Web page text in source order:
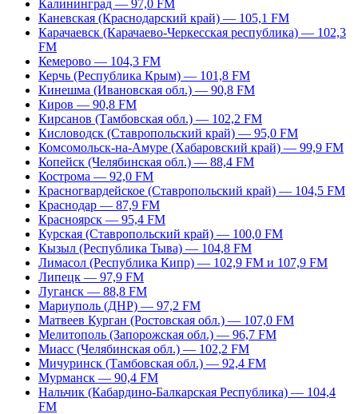
Калининград — 97,0 FM
Каневская (Краснодарский край) — 105,1 FM
Карачаевск (Карачаево-Черкесская республика) — 102,3
FM
Кемерово — 104,3 FM
Керчь (Республика Крым) — 101,8 FM
Кинешма (Ивановская обл.) — 90,8 FM
Киров — 90,8 FM
Кирсанов (Тамбовская обл.) — 102,2 FM
Кисловодск (Ставропольский край) — 95,0 FM
Комсомольск-на-Амуре (Хабаровский край) — 99,9 FM
Копейск (Челябинская обл.) — 88,4 FM
Кострома — 92,0 FM
Красногвардейское (Ставропольский край) — 104,5 FM
Краснодар — 87,9 FM
Красноярск — 95,4 FM
Курская (Ставропольский край) — 100,0 FM
Кызыл (Республика Тыва) — 104,8 FM
Лимасол (Республика Кипр) — 102,9 FM и 107,9 FM
Липецк — 97,9 FM
Луганск — 88,8 FM
Мариуполь (ДНР) — 97,2 FM
Матвеев Курган (Ростовская обл.) — 107,0 FM
Мелитополь (Запорожская обл.) — 96,7 FM
Миасс (Челябинская обл.) — 102,2 FM
Мичуринск (Тамбовская обл.) — 92,4 FM
Мурманск — 90,4 FM
Нальчик (Кабардино-Балкарская Республика) — 104,4
FM